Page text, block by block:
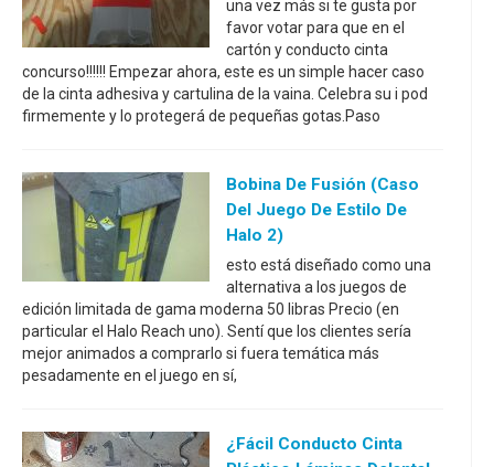
una vez más si te gusta por
favor votar para que en el
cartón y conducto cinta
concurso!!!!!! Empezar ahora, este es un simple hacer caso
de la cinta adhesiva y cartulina de la vaina. Celebra su i pod
firmemente y lo protegerá de pequeñas gotas.Paso
Bobina De Fusión (caso
Del Juego De Estilo De
Halo 2)
esto está diseñado como una
alternativa a los juegos de
edición limitada de gama moderna 50 libras Precio (en
particular el Halo Reach uno). Sentí que los clientes sería
mejor animados a comprarlo si fuera temática más
pesadamente en el juego en sí,
¿Fácil Conducto Cinta